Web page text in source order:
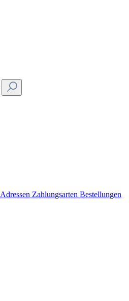
Adressen Zahlungsarten Bestellungen